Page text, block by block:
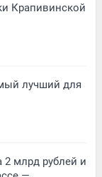
Крапивинской
лучший для
2 млрд рублей и